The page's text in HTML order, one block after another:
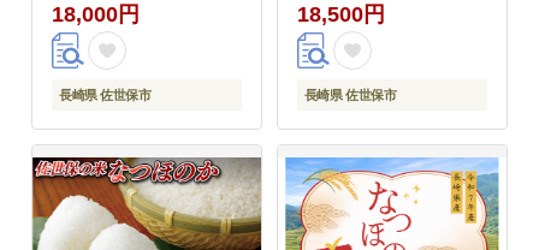
18,000円
長崎県 佐世保市
18,500円
長崎県 佐世保市